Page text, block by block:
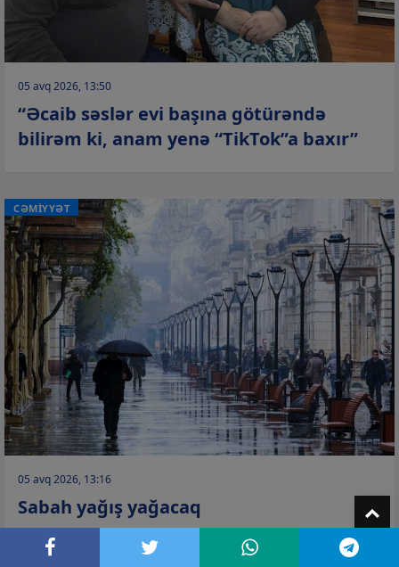
05 avq 2026, 13:50
“Əcaib səslər evi başına götürəndə
bilirəm ki, anam yenə “TikTok”a baxır”
CƏMİYYƏT
05 avq 2026, 13:16
Sabah yağış yağacaq